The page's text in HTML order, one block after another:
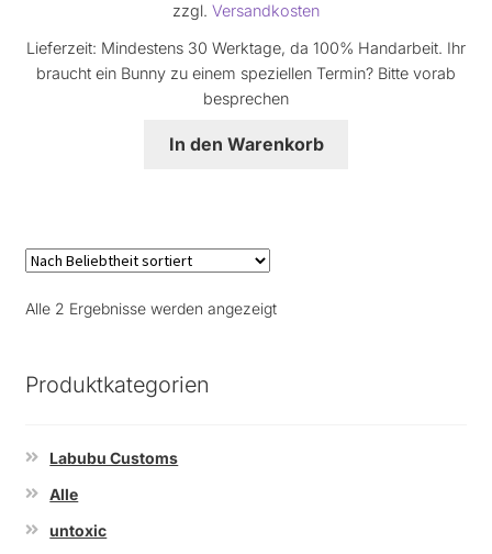
zzgl. Versandkosten
Lieferzeit: Mindestens 30 Werktage, da 100% Handarbeit. Ihr
braucht ein Bunny zu einem speziellen Termin? Bitte vorab
besprechen
In den Warenkorb
Alle 2 Ergebnisse werden angezeigtNach
Produktkategorien
Labubu Customs
Alle
untoxic